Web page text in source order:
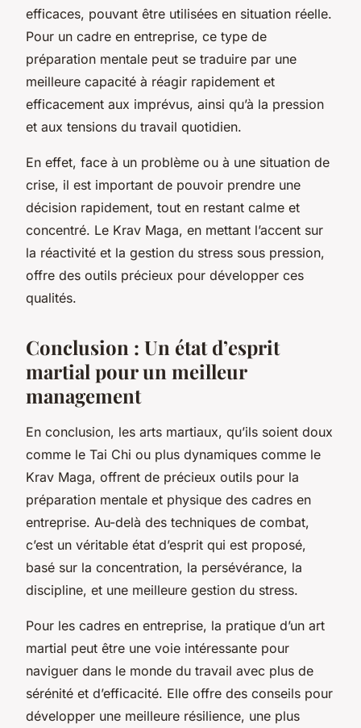
efficaces, pouvant être utilisées en situation réelle.
Pour un cadre en entreprise, ce type de
préparation mentale peut se traduire par une
meilleure capacité à réagir rapidement et
efficacement aux imprévus, ainsi qu’à la pression
et aux tensions du travail quotidien.
En effet, face à un problème ou à une situation de
crise, il est important de pouvoir prendre une
décision rapidement, tout en restant calme et
concentré. Le Krav Maga, en mettant l’accent sur
la réactivité et la gestion du stress sous pression,
offre des outils précieux pour développer ces
qualités.
Conclusion : Un état d’esprit
martial pour un meilleur
management
En conclusion, les arts martiaux, qu’ils soient doux
comme le Tai Chi ou plus dynamiques comme le
Krav Maga, offrent de précieux outils pour la
préparation mentale et physique des cadres en
entreprise. Au-delà des techniques de combat,
c’est un véritable état d’esprit qui est proposé,
basé sur la concentration, la persévérance, la
discipline, et une meilleure gestion du stress.
Pour les cadres en entreprise, la pratique d’un art
martial peut être une voie intéressante pour
naviguer dans le monde du travail avec plus de
sérénité et d’efficacité. Elle offre des conseils pour
développer une meilleure résilience, une plus